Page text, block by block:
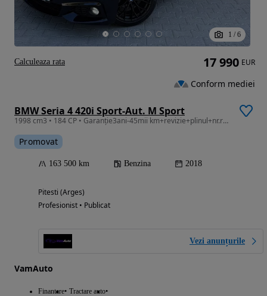
1 / 6
BMW Seria 4 420i Sport-Aut. M Sport
1998 cm3 • 184 CP • Garanție3ani-45mii km+revizie+plinul+nr.rosii+asigurare
Promovat
163 500 km Benzina 2018
Pitesti (Arges)
Profesionist • Publicat
Vezi anunțurile
VamAuto
Finantare Tractare auto
17 990 EUR
Conform mediei
Calculeaza rata